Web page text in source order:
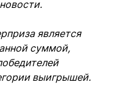
является
суммой,
выигрышей.